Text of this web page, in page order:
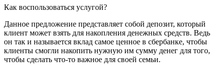
Как воспользоваться услугой?
Данное предложение представляет собой депозит, который
клиент может взять для накопления денежных средств. Ведь
он так и называется вклад самое ценное в сбербанке, чтобы
клиенты смогли накопить нужную им сумму денег для того,
чтобы сделать что-то важное для своей семьи.